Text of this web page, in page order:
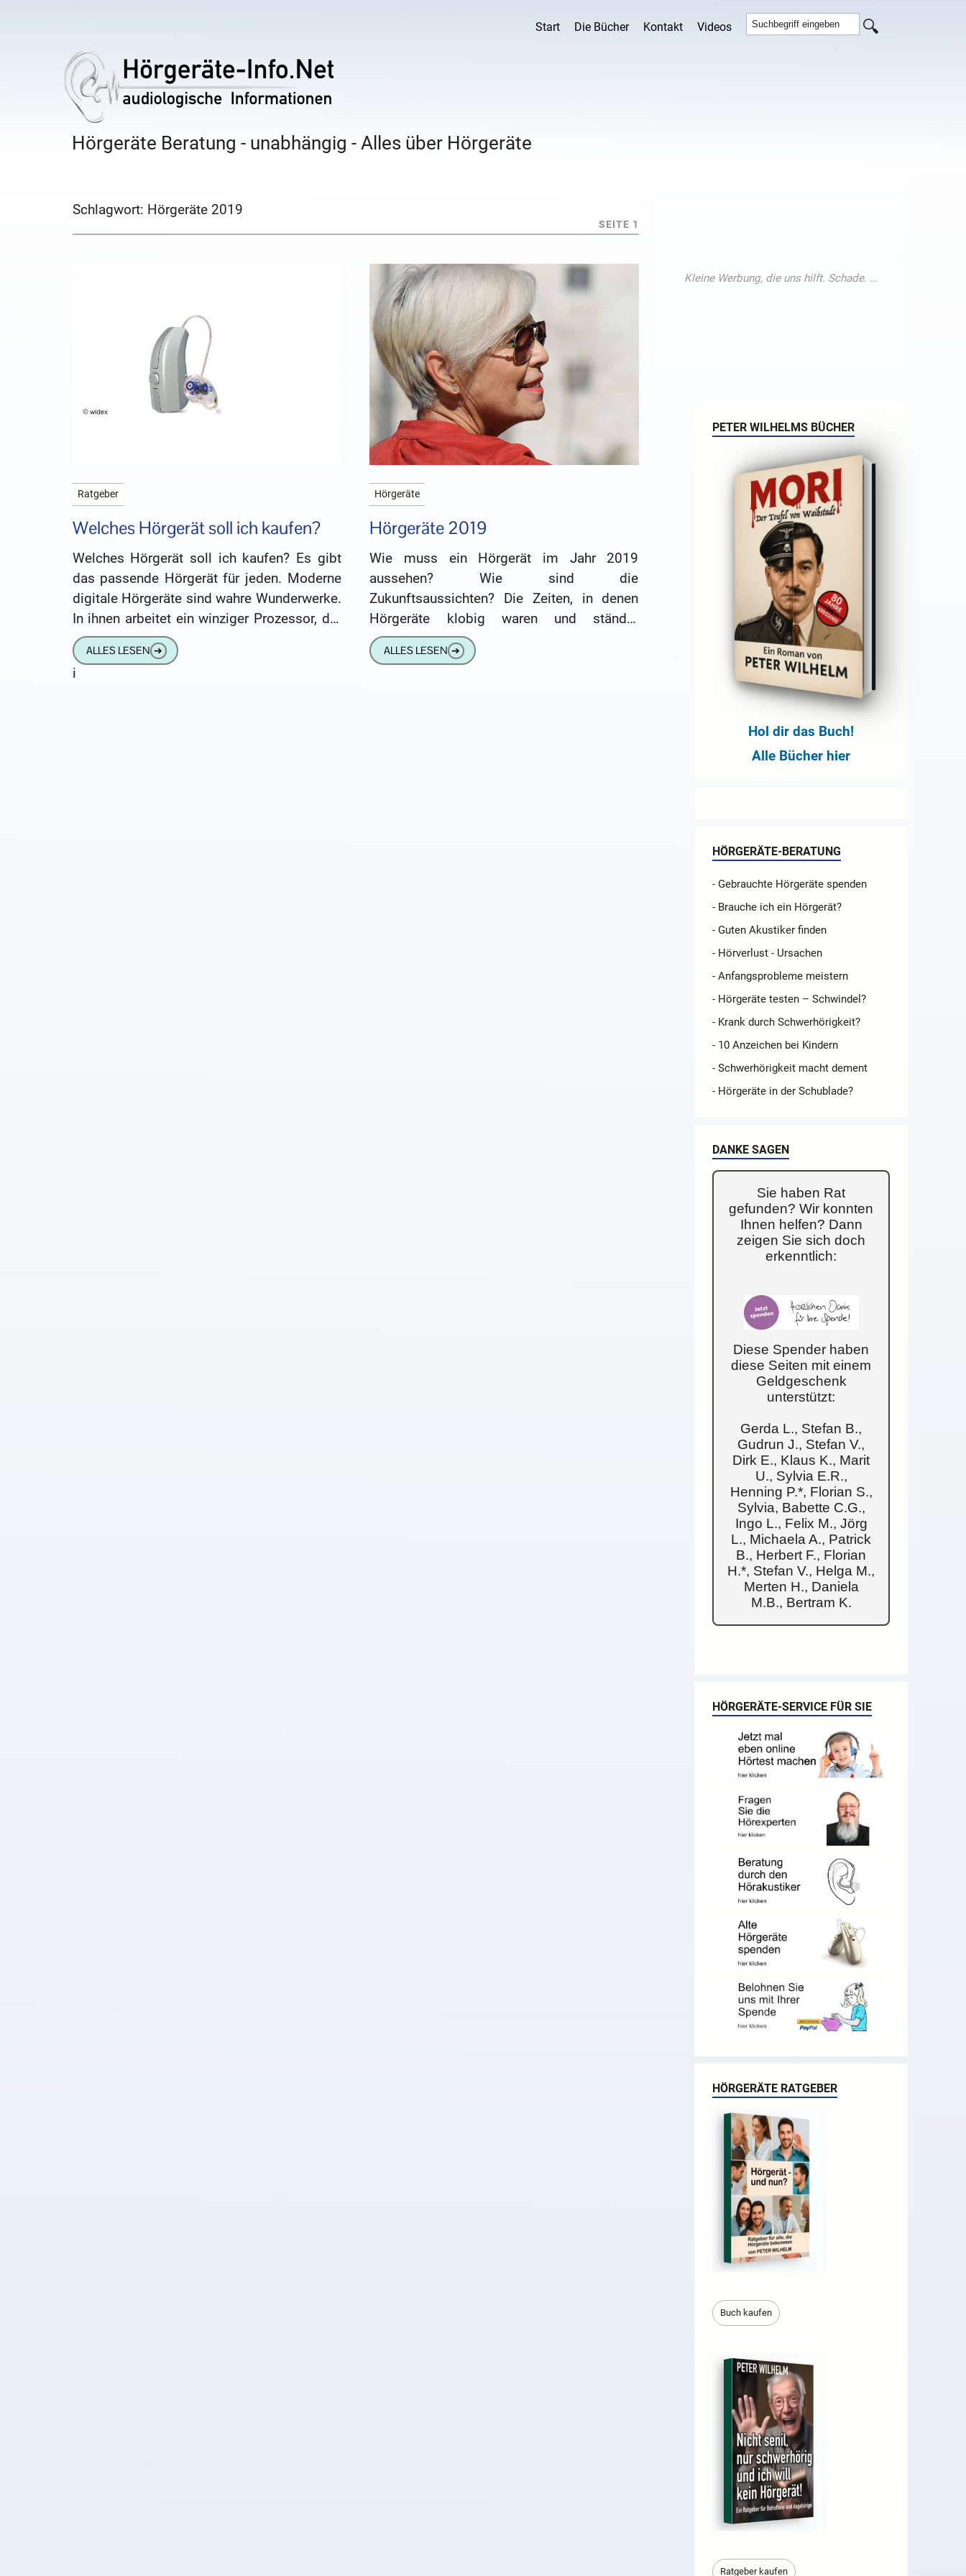
Start Die Bücher Kontakt Videos
Hörgeräte Beratung - unabhängig - Alles über Hörgeräte
Schlagwort: Hörgeräte 2019
SEITE 1
Ratgeber
Welches Hörgerät soll ich kaufen?
Welches Hörgerät soll ich kaufen? Es gibt
das passende Hörgerät für jeden. Moderne
digitale Hörgeräte sind wahre Wunderwerke.
In ihnen arbeitet ein winziger Prozessor, der
von seiner Rechenleistung so manchen
ALLES LESEN ➔
Hörgeräte
Hörgeräte 2019
Wie muss ein Hörgerät im Jahr 2019
aussehen? Wie sind die
Zukunftsaussichten? Die Zeiten, in denen
Hörgeräte klobig waren und ständig
Probleme machten, sind vorbei. Heute sind
alle Hörgeräte sehr
ALLES LESEN ➔
i
PETER WILHELMS BÜCHER
Hol dir das Buch!
Alle Bücher hier
HÖRGERÄTE-BERATUNG
- Gebrauchte Hörgeräte spenden
- Brauche ich ein Hörgerät?
- Guten Akustiker finden
- Hörverlust - Ursachen
- Anfangsprobleme meistern
- Hörgeräte testen – Schwindel?
- Krank durch Schwerhörigkeit?
- 10 Anzeichen bei Kindern
- Schwerhörigkeit macht dement
- Hörgeräte in der Schublade?
DANKE SAGEN
Sie haben Rat
gefunden? Wir konnten
Ihnen helfen? Dann
zeigen Sie sich doch
erkenntlich:
Diese Spender haben
diese Seiten mit einem
Geldgeschenk
unterstützt:
Gerda L., Stefan B.,
Gudrun J., Stefan V.,
Dirk E., Klaus K., Marit
U., Sylvia E.R.,
Henning P.*, Florian S.,
Sylvia, Babette C.G.,
Ingo L., Felix M., Jörg
L., Michaela A., Patrick
B., Herbert F., Florian
H.*, Stefan V., Helga M.,
Merten H., Daniela
M.B., Bertram K.
HÖRGERÄTE-SERVICE FÜR SIE
HÖRGERÄTE RATGEBER
Buch kaufen
Ratgeber kaufen